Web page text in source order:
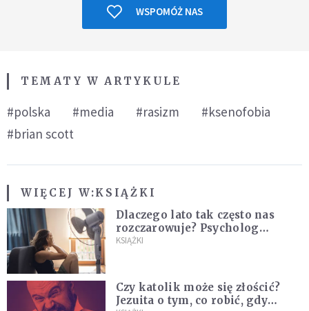
WSPOMÓŻ NAS
TEMATY W ARTYKULE
#polska #media #rasizm
#ksenofobia
#brian scott
WIĘCEJ W:KSIĄŻKI
Dlaczego lato tak często nas
rozczarowuje? Psycholog
wyjaśnia, skąd bierze się presja
KSIĄŻKI
Czy katolik może się złościć?
Jezuita o tym, co robić, gdy